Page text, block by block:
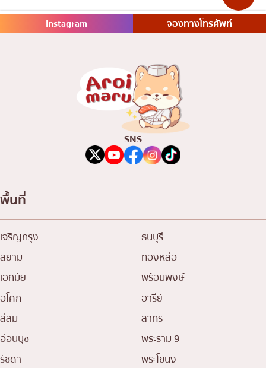
Instagram จองทางโทรศัพท์
SNS
พื้นที่
เจริญกรุง
ธนบุรี
สยาม
ทองหล่อ
เอกมัย
พร้อมพงษ์
อโศก
อารีย์
สีลม
สาทร
อ่อนนุช
พระราม 9
รัชดา
พระโขนง